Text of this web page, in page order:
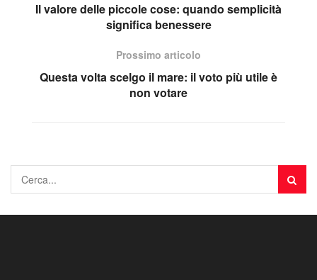
Il valore delle piccole cose: quando semplicità
significa benessere
Prossimo articolo
Questa volta scelgo il mare: il voto più utile è
non votare